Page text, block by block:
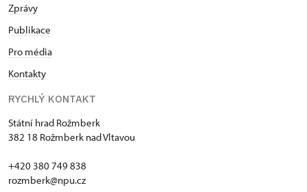
Zprávy
Publikace
Pro média
Kontakty
RYCHLÝ KONTAKT
Státní hrad Rožmberk
382 18 Rožmberk nad Vltavou
+420 380 749 838
rozmberk@npu.cz